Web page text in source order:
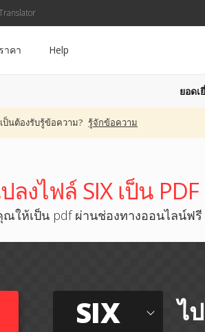
าคา Help
ยอดเ
นต้องรับรู้ข้อความ? รู้จักข้อความ
ลงไฟล์ SIX เป็น PDF
ณให้เป็น pdf ผ่านช่องทางออนไลน์ฟรี
SIX ไ